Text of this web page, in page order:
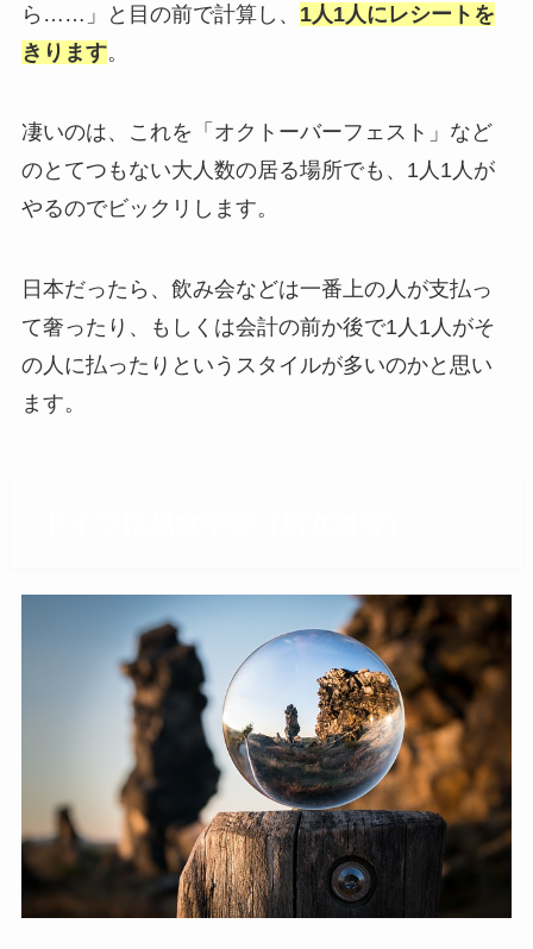
ら……」と目の前で計算し、 1人1人にレシートを
きります。
凄いのは、これを「オクトーバーフェスト」など
のとてつもない大人数の居る場所でも、1人1人が
やるのでビックリします。
日本だったら、飲み会などは一番上の人が支払っ
て奢ったり、もしくは会計の前か後で1人1人がそ
の人に払ったりというスタイルが多いのかと思い
ます。